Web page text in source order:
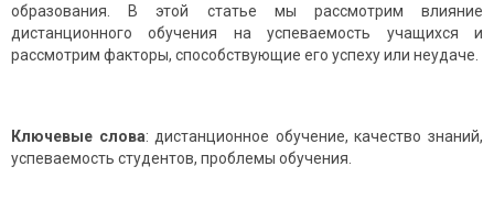
образования. В этой статье мы рассмотрим влияние
дистанционного обучения на успеваемость учащихся и
рассмотрим факторы, способствующие его успеху или неудаче.
Ключевые слова: дистанционное обучение, качество знаний,
успеваемость студентов, проблемы обучения.